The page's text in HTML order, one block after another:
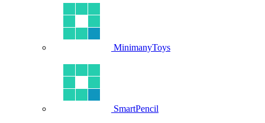
MinimanyToys
SmartPencil